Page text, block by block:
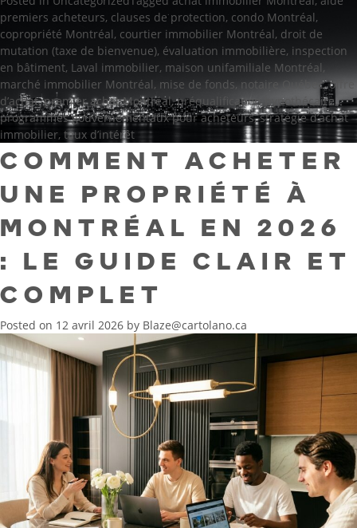
premiers acheteurs, clauses de protection, condo Montréal,
copropriété Montréal, courtier immobilier Montréal, droit de
mutation (taxe de bienvenue), évaluation immobilière, inspection
en bâtiment, Laval immobilier, maison unifamiliale Montréal,
marché immobilier Montréal, mise de fonds, notaire Québec,offre
d’achat,premier achat Montréal,préqualification hypothécaire
programmes gouvernementaux pour acheteurs,stratégie d’achat
immobilier, taux d’intérêt
COMMENT ACHETER
UNE PROPRIÉTÉ À
MONTRÉAL EN 2026
: LE GUIDE CLAIR ET
COMPLET
Posted on 12 avril 2026 by Blaze@cartolano.ca